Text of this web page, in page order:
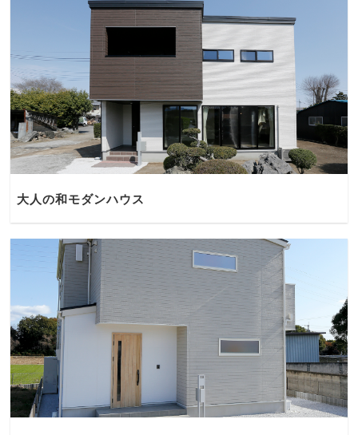
大人の和モダンハウス